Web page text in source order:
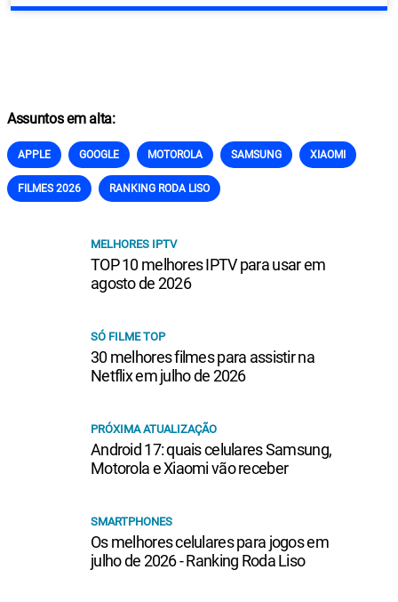
Assuntos em alta:
APPLE GOOGLE MOTOROLA SAMSUNG XIAOMI
FILMES 2026 RANKING RODA LISO
MELHORES IPTV
TOP 10 melhores IPTV para usar em
agosto de 2026
SÓ FILME TOP
30 melhores filmes para assistir na
Netflix em julho de 2026
PRÓXIMA ATUALIZAÇÃO
Android 17: quais celulares Samsung,
Motorola e Xiaomi vão receber
SMARTPHONES
Os melhores celulares para jogos em
julho de 2026 - Ranking Roda Liso